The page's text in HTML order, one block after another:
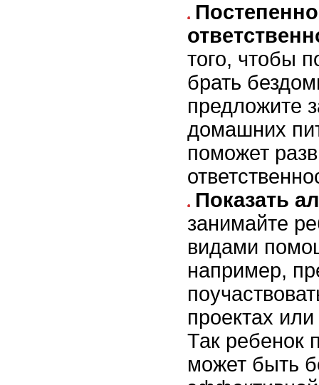
того, чтобы
брать
предложите
домашних
поможет
Показать
занимайте
видами
например,
проектах
Так ребенок
может быть